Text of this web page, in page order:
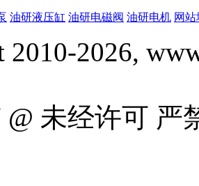
油研液压缸 油研电磁阀 油研电机 网
2010-2026,
@ 未经许可 严